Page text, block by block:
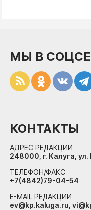
МЫ В
КОНТАКТЫ
АДРЕС РЕДАКЦИИ
248000, г. Калуга,
ТЕЛЕФОН/ФАКС
+7(4842)79-04-54
E-MAIL РЕДАКЦИИ
ev@kp.kaluga.ru,